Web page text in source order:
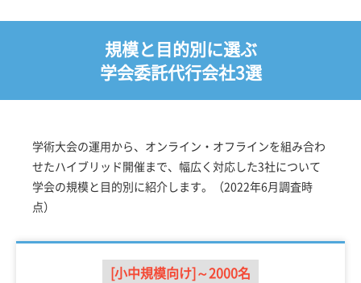
規模と目的別に選ぶ
学会委託代行会社3選
学術大会の運用から、オンライン・オフラインを組み合わ
せたハイブリッド開催まで、幅広く対応した3社について
学会の規模と目的別に紹介します。（2022年6月調査時
点）
[小中規模向け]～2000名